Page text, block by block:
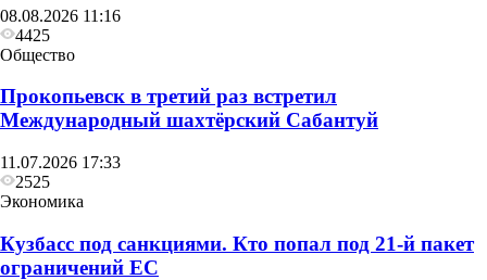
Объявления
08.08.2026 11:16
4425
Общество
Прокопьевск в третий раз встретил
Международный шахтёрский Сабантуй
11.07.2026 17:33
2525
Экономика
Кузбасс под санкциями. Кто попал под 21‑й пакет
ограничений ЕС